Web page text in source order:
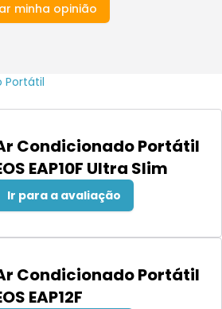
minha opinião
Portátil
Condicionado Portátil
EAP10F Ultra Slim
Ir para a avaliação
Condicionado Portátil
EAP12F